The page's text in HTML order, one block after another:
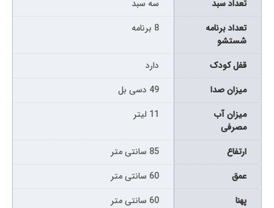
تعداد سبد
سه سبد
تعداد برنامه
شستشو
8 برنامه
قفل کودک
دارد
میزان صدا
49 دسی بل
میزان آب
مصرفی
11 لیتر
ارتفاع
85 سانتی متر
عمق
60 سانتی متر
پهنا
60 سانتی متر